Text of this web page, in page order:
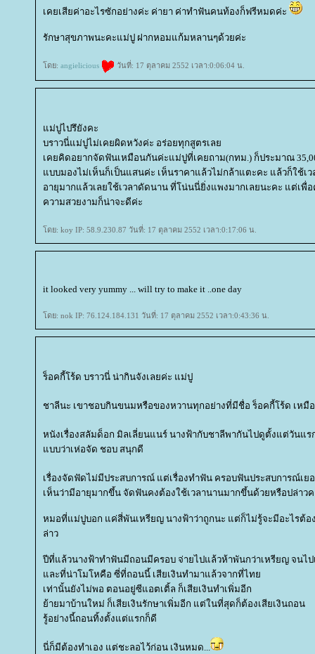
เคยเสียค่าอะไรซักอย่างค่ะ ค่ายา ค่าทำฟันคนท้องก็ฟรีหมดค่ะ
รักษาสุขภาพนะคะแม่ปู ฝากหอมแก้มหลานๆด้วยค่ะ
ดย: angielicious วันที่: 17 ตุลาคม 2552 เวลา:0:06:04 น.
ม่ปูไปรึยังคะ
บราวนี่แม่ปูไม่เคยผิดหวังค่ะ อร่อยทุกสูตรเล
เคยคิดอยากจัดฟันเหมือนกันค่ะแม่ปูที่เคยถาม(กทม.) ก็ประมาณ
บบมองไม่เห็นก็เป็นแสนค่ะ เห็นราคาแล้วไม่กล้าแตะคะ แล้วก็ใช้เว
อายุมากแล้วเลยใช้เวลาดัดนาน ที่โน่นนี่ยิ่งแพงมากเลยนะคะ แต่เพื่
ความสวยงามก็น่าจะดีค่ะ
ดย: koy IP: 58.9.230.87 วันที่: 17 ตุลาคม 2552 เวลา:0:17:06 น.
it looked very yummy ... will try to make it ..one day
ดย: nok IP: 76.124.184.131 วันที่: 17 ตุลาคม 2552 เวลา:0:43:36 น.
ร็อคกี้โร้ด บราวนี่ น่ากินจังเลยค่ะ แม่ปู
ชาลีนะ เขาชอบกินขนมหรือของหวานทุกอย่างที่มีชื่อ ร็อคกี้โร้ด เหมือ
หนังเรื่องสลัมด็อก มิลเลี่ยนแนร์ นางฟ้ากับชาลีพากันไปดูตั้งแต่วันแร
บบว่าเห่อจัด ชอบ สนุกดี
เรื่องจัดฟัดไม่มีประสบการณ์ แต่เรื่องทำฟัน ครอบฟันประสบการณ์เย
เห็นว่ามีอายุมากขึ้น จัดฟันคงต้องใช้เวลานานมากขึ้นด้วยหรือปล่าว
หมอที่แม่ปูบอก แค่สี่พันเหรียญ นางฟ้าว่าถูกนะ แต่ก็ไม่รู้จะมีอะไรต้อ
ล่าว
ปีที่แล้วนางฟ้าทำฟันมีถอนมีครอบ จ่ายไปแล้วห้าพันกว่าเหรียญ จนไ
ละที่น่าโมโหคือ ซี่ที่ถอนนี้ เสียเงินทำมาแล้วจากที่ไท
เท่านั้นยังไม่พอ ตอนอยู่ซีแอตเติ้ล ก็เสียเงินทำเพิ่มอีก
้ายมาบ้านใหม่ ก็เสียเงินรักษาเพิ่มอีก แต่ในที่สุดก็ต้องเสียเงินถอน
รู้อย่างนี้ถอนทิ้งตั้งแต่แรกก็ดี
นี่ก็มีต้องทำเอง แต่ชะลอไว้ก่อน เงินหมด...